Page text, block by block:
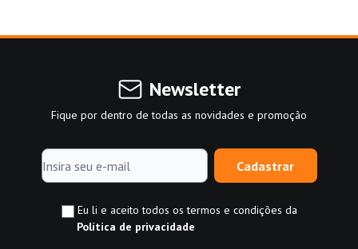
Newsletter
Fique por dentro de todas as novidades e promoção
Cadastrar
Eu li e aceito todos os termos e condições da
Política de privacidade